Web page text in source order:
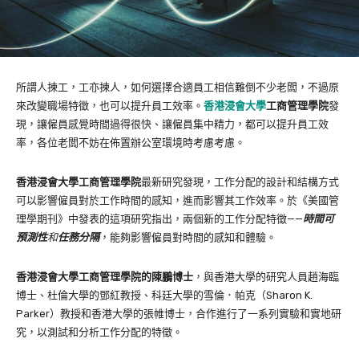
所謂人揀工，工亦揀人，如何選擇合適員工相信難倒不少老闆，不過原
來改變職場特徵，也可以提升員工效率。 香港浸會大學工商管理學院發
現，讓僱員感覺時間過得很快、讓僱員集中精力，都可以提升員工效
率，各位老闆不妨在佈置辦公室環境時考慮考慮。
香港浸會大學工商管理學院最新研究發現，工作分配的設計和結構方式
可以影響僱員對於工作時間的感知，進而影響其工作效率。於《美國管
理學期刊》中發表的這項研究指出，兩個新的工作分配特徵——時間可
預測性和任務分隔，能夠影響僱員對時間的感知和體驗。
香港浸會大學工商管理學院的陳鵬博士 ，與香港大學的研究人員趙海臨
博士、杜倫大學的鄧紅教授、科廷大學的雪倫．帕克（Sharon K.
Parker）教授和香港大學的張帷博士，合作進行了一系列實驗和實地研
究，以測試和分析工作分配的特徵。